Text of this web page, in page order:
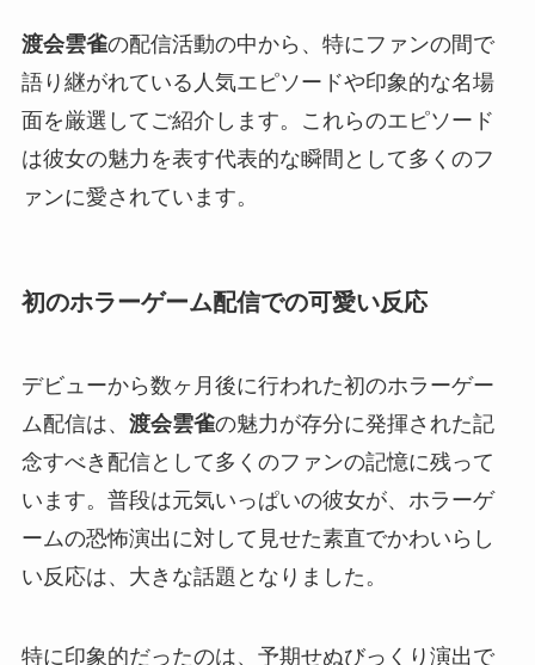
渡会雲雀の配信活動の中から、特にファンの間で
語り継がれている人気エピソードや印象的な名場
面を厳選してご紹介します。これらのエピソード
は彼女の魅力を表す代表的な瞬間として多くのフ
ァンに愛されています。
初のホラーゲーム配信での可愛い反応
デビューから数ヶ月後に行われた初のホラーゲー
ム配信は、 渡会雲雀の魅力が存分に発揮された記
念すべき配信として多くのファンの記憶に残って
います。普段は元気いっぱいの彼女が、ホラーゲ
ームの恐怖演出に対して見せた素直でかわいらし
い反応は、大きな話題となりました。
特に印象的だったのは、予期せぬびっくり演出で